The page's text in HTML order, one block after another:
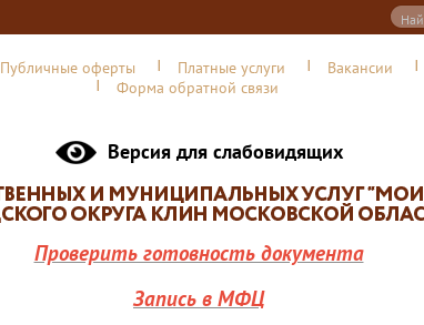
Публичные оферты Платные услуги Вакансии
Форма обратной связи
Версия для слабовидящих
Проверить готовность документа
Запись в МФЦ